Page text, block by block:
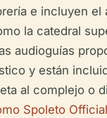
e incluyen el
la catedral
audioguías
y están
al complejo o
Spoleto Official